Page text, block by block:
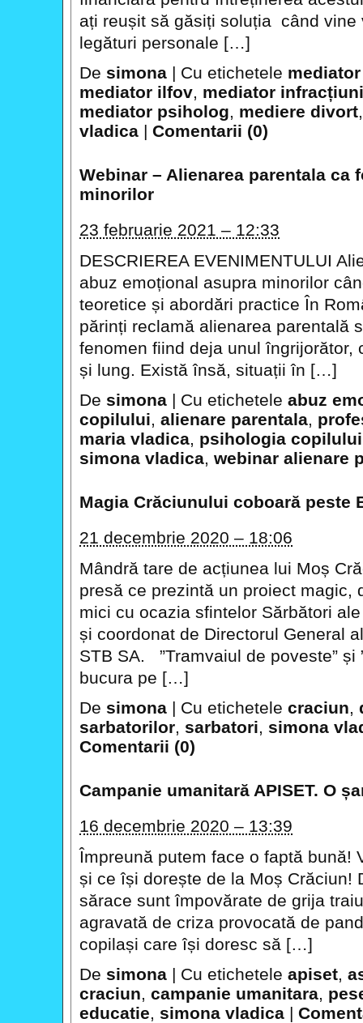
ați reușit să găsiți soluția când vine
legături personale […]
De simona | Cu etichetele
mediator ilfov, mediator infracțiuni
mediator psiholog, mediere divort
vladica | Comentarii (0)
Webinar – Alienarea parentala ca
minorilor
23 februarie 2021 – 12:33
DESCRIEREA EVENIMENTULUI
abuz emoțional asupra minorilor
teoretice și abordări practice În
părinți reclamă alienarea parentală
fenomen fiind deja unul îngrijorător,
și lung. Există însă, situații în […]
De simona | Cu etichetele abuz
copilului, alienare parentala,
maria vladica, psihologia copilului
simona vladica, webinar alienare
Magia Crăciunului coboară peste
21 decembrie 2020 – 18:06
Mândră tare de acțiunea lui Moș
presă ce prezintă un proiect magic,
mici cu ocazia sfintelor Sărbători
și coordonat de Directorul General
STB SA. ”Tramvaiul de poveste” și
bucura pe […]
De simona | Cu etichetele craciun,
sarbatorilor, sarbatori, simona
Comentarii (0)
Campanie umanitară APISET. O
16 decembrie 2020 – 13:39
Împreună putem face o faptă bună!
și ce își dorește de la Moș Crăciun!
sărace sunt împovărate de grija
agravată de criza provocată de
copilași care își doresc să […]
De simona | Cu etichetele apiset,
craciun, campanie umanitara,
educatie, simona vladica |